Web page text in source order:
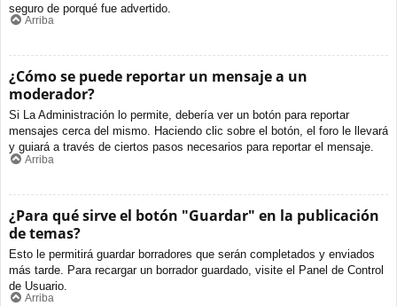
seguro de porqué fue advertido.
Arriba
¿Cómo se puede reportar un mensaje a un
moderador?
Si La Administración lo permite, debería ver un botón para reportar
mensajes cerca del mismo. Haciendo clic sobre el botón, el foro le llevará
y guiará a través de ciertos pasos necesarios para reportar el mensaje.
Arriba
¿Para qué sirve el botón "Guardar" en la publicación
de temas?
Esto le permitirá guardar borradores que serán completados y enviados
más tarde. Para recargar un borrador guardado, visite el Panel de Control
de Usuario.
Arriba